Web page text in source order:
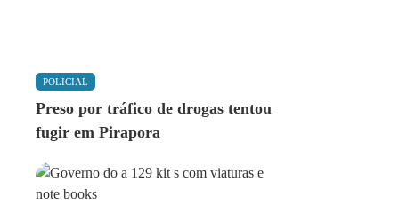
POLICIAL
Preso por tráfico de drogas tentou
fugir em Pirapora